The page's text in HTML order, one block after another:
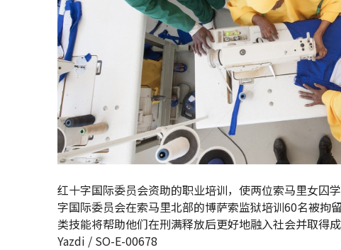
红十字国际委员会资助的职业培训，使两位索马里女囚
字国际委员会在索马里北部的博萨索监狱培训60名被拘
类技能将帮助他们在刑满释放后更好地融入社会并取得
Yazdi / SO-E-00678